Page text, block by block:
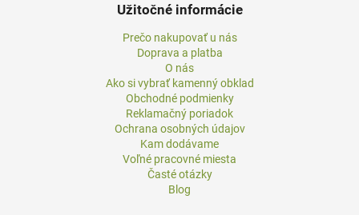
Užitočné informácie
Prečo nakupovať u nás
Doprava a platba
O nás
Ako si vybrať kamenný obklad
Obchodné podmienky
Reklamačný poriadok
Ochrana osobných údajov
Kam dodávame
Voľné pracovné miesta
Časté otázky
Blog